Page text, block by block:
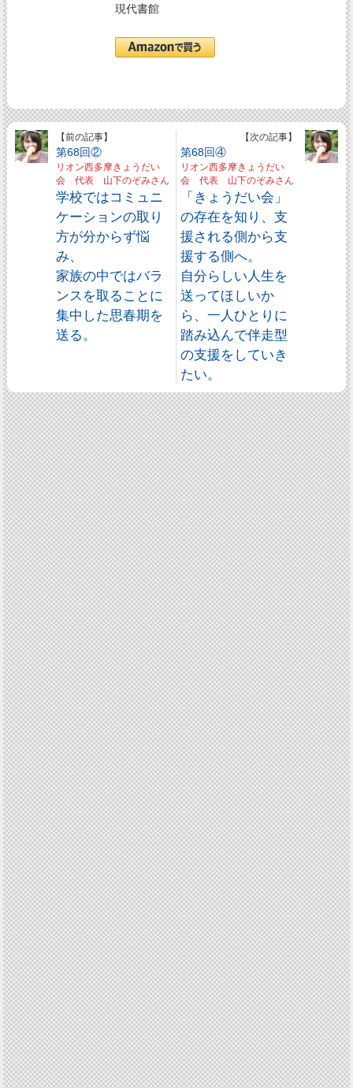
現代書館
【前の記事】
第68回②
リオン西多摩きょうだい
会 代表 山下のぞみさん
学校ではコミュニ
ケーションの取り
方が分からず悩
み、
家族の中ではバラ
ンスを取ることに
集中した思春期を
送る。
【次の記事】
第68回④
リオン西多摩きょうだい
会 代表 山下のぞみさん
「きょうだい会」
の存在を知り、支
援される側から支
援する側へ。
自分らしい人生を
送ってほしいか
ら、一人ひとりに
踏み込んで伴走型
の支援をしていき
たい。